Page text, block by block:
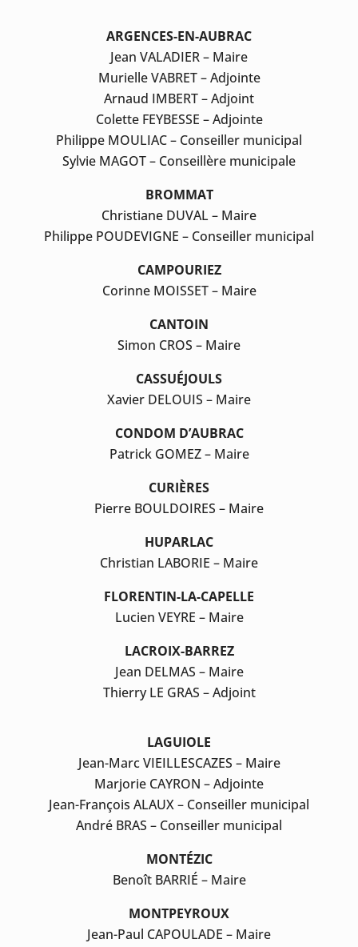
ARGENCES-EN-AUBRAC
Jean VALADIER – Maire
Murielle VABRET – Adjointe
Arnaud IMBERT – Adjoint
Colette FEYBESSE – Adjointe
Philippe MOULIAC – Conseiller municipal
Sylvie MAGOT – Conseillère municipale
BROMMAT
Christiane DUVAL – Maire
Philippe POUDEVIGNE – Conseiller municipal
CAMPOURIEZ
Corinne MOISSET – Maire
CANTOIN
Simon CROS – Maire
CASSUÉJOULS
Xavier DELOUIS – Maire
CONDOM D’AUBRAC
Patrick GOMEZ – Maire
CURIÈRES
Pierre BOULDOIRES – Maire
HUPARLAC
Christian LABORIE – Maire
FLORENTIN-LA-CAPELLE
Lucien VEYRE – Maire
LACROIX-BARREZ
Jean DELMAS – Maire
Thierry LE GRAS – Adjoint
LAGUIOLE
Jean-Marc VIEILLESCAZES – Maire
Marjorie CAYRON – Adjointe
Jean-François ALAUX – Conseiller municipal
André BRAS – Conseiller municipal
MONTÉZIC
Benoît BARRIÉ – Maire
MONTPEYROUX
Jean-Paul CAPOULADE – Maire